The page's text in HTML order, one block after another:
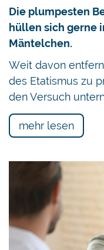
Die plumpesten
hüllen sich gerne
Mäntelchen.
Weit davon
des Etatismus zu
den Versuch
mehr lesen